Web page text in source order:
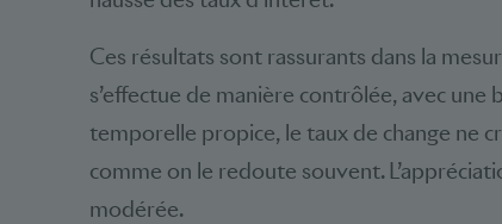
Ces résultats sont rassurants dans la
s’effectue de manière contrôlée, avec
temporelle propice, le taux de change ne
comme on le redoute souvent.
modérée.